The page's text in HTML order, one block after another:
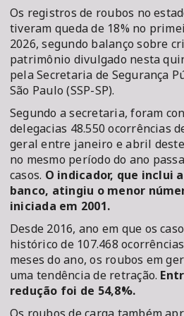
Os registros de roubos no
tiveram queda de 18% no
2026, segundo balanço sobre
patrimônio divulgado nesta
pela Secretaria de Segurança
São Paulo (SSP-SP).
Segundo a secretaria, foram
delegacias 48.550 ocorrências
geral entre janeiro e abril
no mesmo período do ano
casos. O indicador, que inclui
banco, atingiu o menor
iniciada em 2001.
Desde 2016, ano em que os
histórico de 107.468
meses do ano, os roubos em
uma tendência de retração.
redução foi de 54,8%.